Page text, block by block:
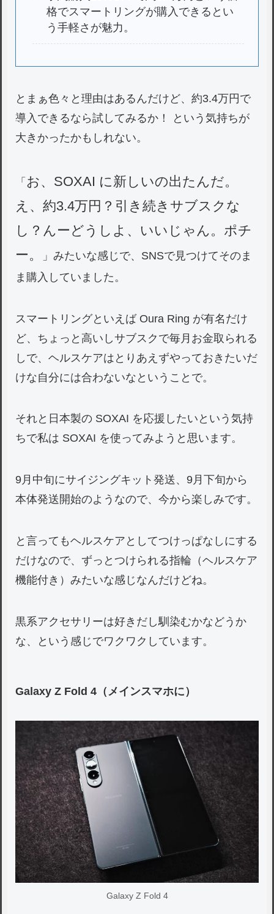
格でスマートリングが購入できるとい
う手軽さが魅力。
とまぁ色々と理由はあるんだけど、約3.4万円で
導入できるなら試してみるか！ という気持ちが
大きかったかもしれない。
「 お、SOXAI に新しいの出たんだ。
え、約3.4万円？引き続きサブスクな
し？んーどうしよ、いいじゃん。ポチ
ー。
」みたいな感じで、SNSで見つけてそのま
ま購入していました。
スマートリングといえば Oura Ring が有名だけ
ど、ちょっと高いしサブスクで毎月お金取られる
しで、ヘルスケアはとりあえずやっておきたいだ
けな自分には合わないなということで。
それと日本製の SOXAI を応援したいという気持
ちで私は SOXAI を使ってみようと思います。
9月中旬にサイジングキット発送、9月下旬から
本体発送開始のようなので、今から楽しみです。
と言ってもヘルスケアとしてつけっぱなしにする
だけなので、ずっとつけられる指輪（ヘルスケア
機能付き）みたいな感じなんだけどね。
黒系アクセサリーは好きだし馴染むかなどうか
な、という感じでワクワクしています。
Galaxy Z Fold 4（メインスマホに）
Galaxy Z Fold 4